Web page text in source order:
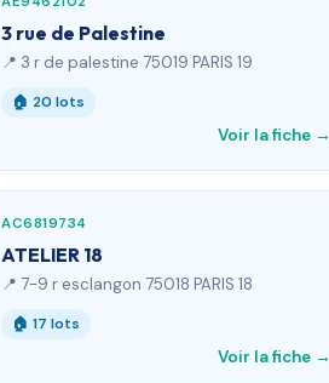
3 rue de Palestine
📍 3 r de palestine 75019 PARIS 19
🏠 20 lots
Voir la fiche →
AC6819734
ATELIER 18
📍 7-9 r esclangon 75018 PARIS 18
🏠 17 lots
Voir la fiche →